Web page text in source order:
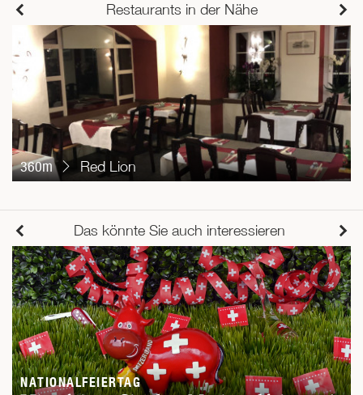
Restaurants in der Nähe
360m Red Lion
Das könnte Sie auch interessieren
NATIONALFEIERTAG